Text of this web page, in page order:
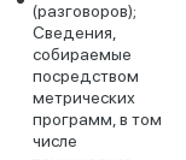
(разговоров);
Сведения,
собираемые
посредством
метрических
программ, в том
числе